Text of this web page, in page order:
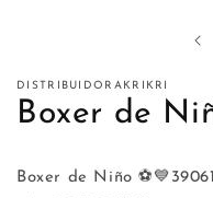
ventana
modal
DISTRIBUIDORAKRIKRI
Boxer de
Boxer de Niño ⚽️💙39061